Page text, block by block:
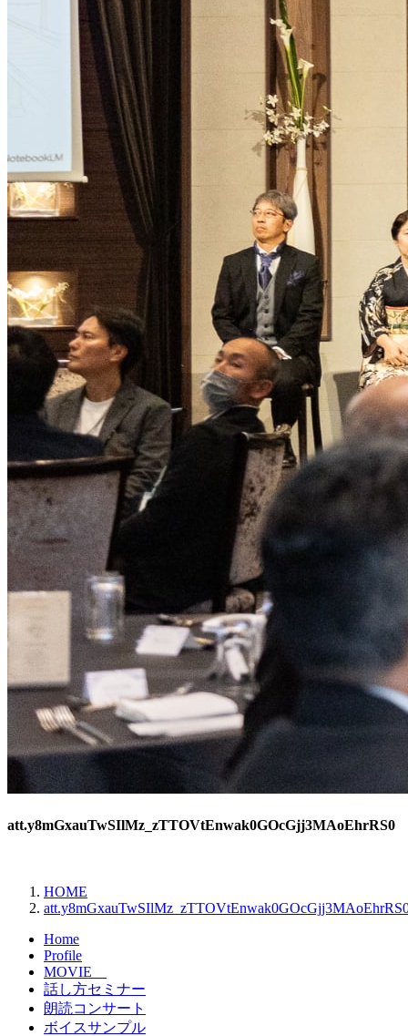
att.y8mGxauTwSIlMz_zTTOVtEnwak0GOcGjj3MAoEhrRS0
HOME
Home
Profile
MOVIE
話し方セミナー
朗読コンサート
ボイスサンプル